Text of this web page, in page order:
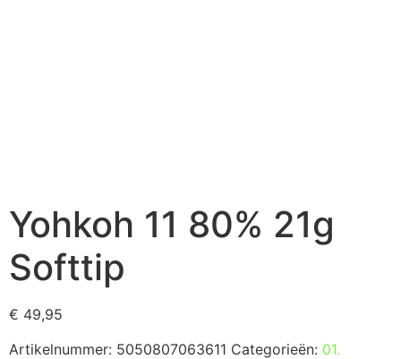
Yohkoh 11 80% 21g
Softtip
€ 49,95
Artikelnummer: 5050807063611 Categorieën: 01.